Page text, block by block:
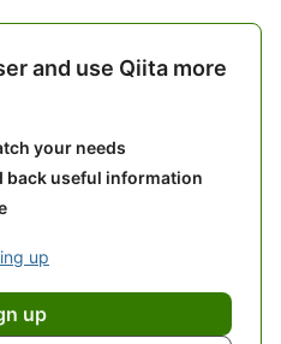
and use Qiita more
your needs
back useful information
up
up